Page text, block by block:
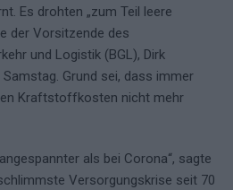
Es drohten „zum Teil leere
der Vorsitzende des
und Logistik (BGL), Dirk
Samstag. Grund sei, dass immer
Kraftstoffkosten nicht mehr
als bei Corona“, sagte
Versorgungskrise seit 70